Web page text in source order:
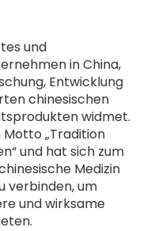
und
in China,
Entwicklung
chinesischen
widmet.
„Tradition
und hat sich zum
Medizin
verbinden, um
und wirksame